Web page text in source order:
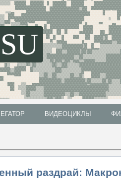
ВИДЕОЦИКЛЫ
раздрай: